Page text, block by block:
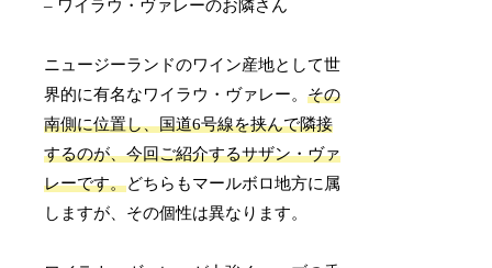
– ワイラウ・ヴァレーのお隣さん
ニュージーランドのワイン産地として世
界的に有名なワイラウ・ヴァレー。その
南側に位置し、国道6号線を挟んで隣接
するのが、今回ご紹介するサザン・ヴァ
レーです。どちらもマールボロ地方に属
しますが、その個性は異なります。